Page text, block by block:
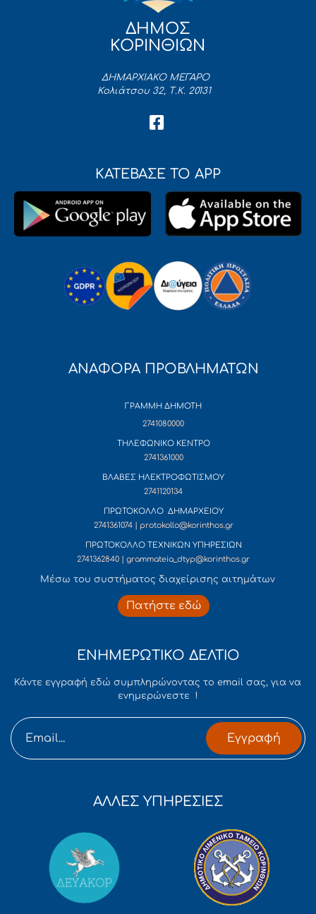
ΔΗΜΟΣ
ΚΟΡΙΝΘΙΩΝ
ΔΗΜΑΡΧΙΑΚΟ ΜΕΓΑΡΟ
Κολιάτσου 32, Τ.Κ. 20131
ΚΑΤΕΒΑΣΕ ΤΟ APP
ΑΝΑΦΟΡΑ ΠΡΟΒΛΗΜΑΤΩΝ
ΓΡΑΜΜΗ ΔΗΜΟΤΗ
2741080000
ΤΗΛΕΦΩΝΙΚΟ ΚΕΝΤΡΟ
2741361000
ΒΛΑΒΕΣ ΗΛΕΚΤΡΟΦΩΤΙΣΜΟΥ
2741120134
ΠΡΩΤΟΚΟΛΛΟ ΔΗΜΑΡΧΕΙΟΥ
2741361074 | protokollo@korinthos.gr
ΠΡΩΤΟΚΟΛΛΟ ΤΕΧΝΙΚΩΝ ΥΠΗΡΕΣΙΩΝ
2741362840 | grammateia_dtyp@korinthos.gr
Mέσω του συστήματος διαχείρισης αιτημάτων
Πατήστε εδώ
ΕΝΗΜΕΡΩΤΙΚΟ ΔΕΛΤΙΟ
Κάντε εγγραφή εδώ συμπληρώνοντας το email σας, για να
ενημερώνεστε !
Εγγραφή
ΑΛΛΕΣ ΥΠΗΡΕΣΙΕΣ